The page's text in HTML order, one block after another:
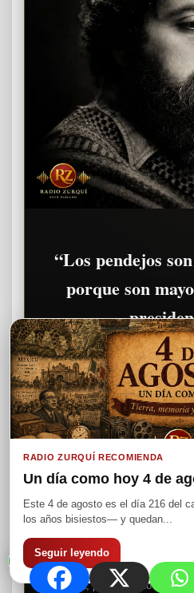
“Los pendejos
porque son
—
La palabra de Facundo
como una crítica feroz a la
conformismo y a los
cometen cuando entregan
Memoria, pensamiento crítico
RADIO ZURQUÍ RECOMIENDA
Un día como hoy 4 de
Este 4 de agosto es el día 216 del
los años bisiestos— y quedan...
Seguir leyendo